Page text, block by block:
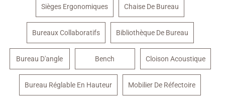
Sièges Ergonomiques Chaise De Bureau
Bureaux Collaboratifs Bibliothèque De Bureau
Bureau D'angle Bench Cloison Acoustique
Bureau Réglable En Hauteur Mobilier De Réfectoire